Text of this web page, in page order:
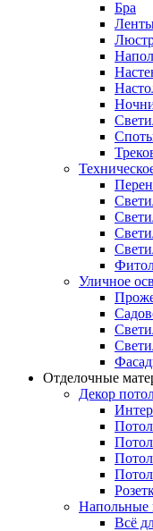
Бра
Уличное
Отделочные
Декор
Напольные
Всё